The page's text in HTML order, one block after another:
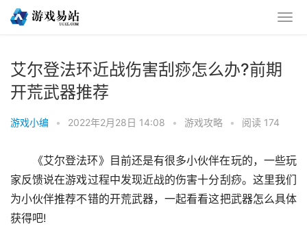
艾尔登法环近战伤害刮痧怎么办?前期
开荒武器推荐
游戏小编 • 2022年2月28日 14:08 • 游戏攻略 • 阅读 174
《艾尔登法环》目前还是有很多小伙伴在玩的，一些玩
家反馈说在游戏过程中发现近战的伤害十分刮痧。这里我们
为小伙伴推荐不错的开荒武器，一起看看这把武器怎么具体
获得吧!